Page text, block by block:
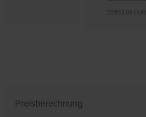
22903,09 EUR
Preisberechnung